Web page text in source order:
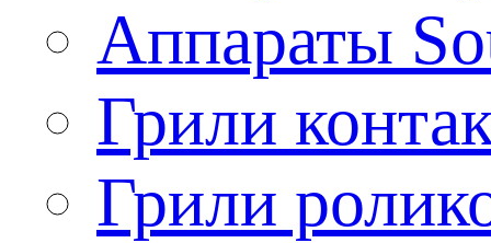
Аппараты
Грили
Грили